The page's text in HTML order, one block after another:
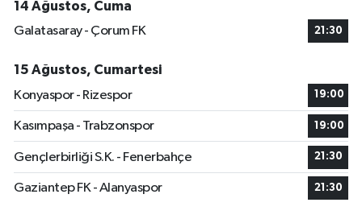
14 Ağustos, Cuma
Galatasaray - Çorum FK
21:30
15 Ağustos, Cumartesi
Konyaspor - Rizespor
19:00
Kasımpaşa - Trabzonspor 19:00
Gençlerbirliği S.K. - Fenerbahçe 21:30
Gaziantep FK - Alanyaspor 21:30